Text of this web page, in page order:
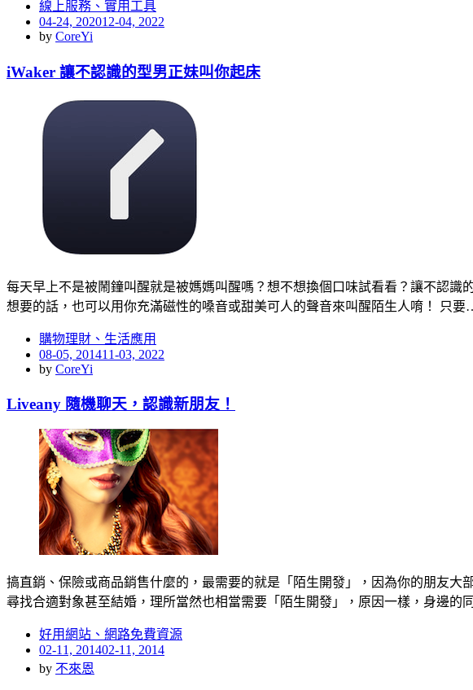
線上服務、實用工具
Posted
on
04-24, 202012-04, 2022
by CoreYi
iWaker 讓不認識的型男正妹叫你起床
每天早上不是被鬧鐘叫醒就是被媽媽叫醒嗎？想不想換個口味試看看？讓不認
想要的話，也可以用你充滿磁性的嗓音或甜美可人的聲音來叫醒陌生人唷！ 只要
購物理財、生活應用
Posted
on
08-05, 201411-03, 2022
by CoreYi
Liveany 隨機聊天，認識新朋友！
搞直銷、保險或商品銷售什麼的，最需要的就是「陌生開發」，因為你的朋友
尋找合適對象甚至結婚，理所當然也相當需要「陌生開發」，原因一樣，身邊的
好用網站、網路免費資源
Posted
on
02-11, 201402-11, 2014
by 不來恩